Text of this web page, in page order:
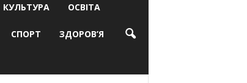
КУЛЬТУРА ОСВІТА
СПОРТ ЗДОРОВ’Я